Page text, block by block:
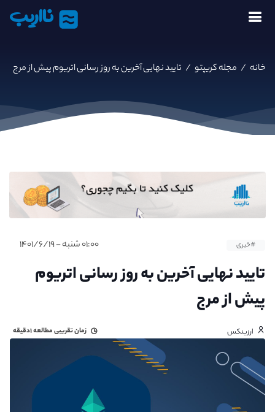
نااریب
خانه / مجله کریپتو / تایید نهایی آخرین به روز رسانی اتریوم پیش از مرج
#خبری ۰۱:۰۰ شنبه - ۱۴۰۱/۶/۱۹
تایید نهایی آخرین به روز رسانی اتریوم
پیش از مرج
ارزینکس زمان تقریبی مطالعه۱دقیقه